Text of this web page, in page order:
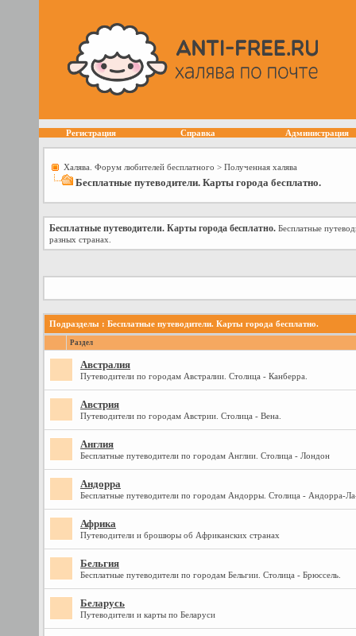
Регистрация Справка Администрация
Халява. Форум любителей бесплатного > Полученная халява
Бесплатные путеводители. Карты города бесплатно.
Бесплатные путеводители. Карты города бесплатно. Бесплатные
разных странах.
Подразделы : Бесплатные путеводители. Карты города бесплатно.
Раздел
Австралия
Путеводители по городам Австралии. Столица - Канберра.
Австрия
Путеводители по городам Австрии. Столица - Вена.
Англия
Бесплатные путеводители по городам Англии. Столица - Лондон
Андорра
Бесплатные путеводители по городам Андорры. Столица - Андорра-
Африка
Путеводители и брошюры об Африканских странах
Бельгия
Бесплатные путеводители по городам Бельгии. Столица - Брюссель.
Беларусь
Путеводители и карты по Беларуси